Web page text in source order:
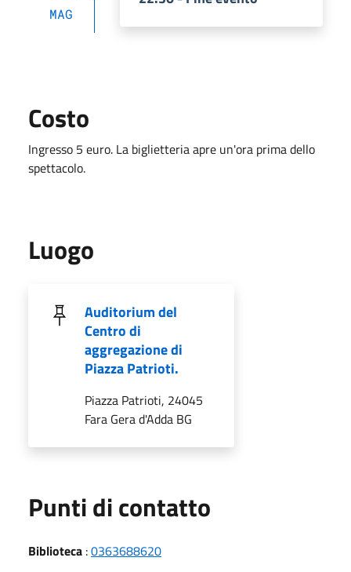
MAG
Costo
Ingresso 5 euro. La biglietteria apre un'ora prima dello
spettacolo.
Luogo
Auditorium del
Centro di
aggregazione di
Piazza Patrioti.
Piazza Patrioti, 24045
Fara Gera d'Adda BG
Punti di contatto
Biblioteca :0363688620